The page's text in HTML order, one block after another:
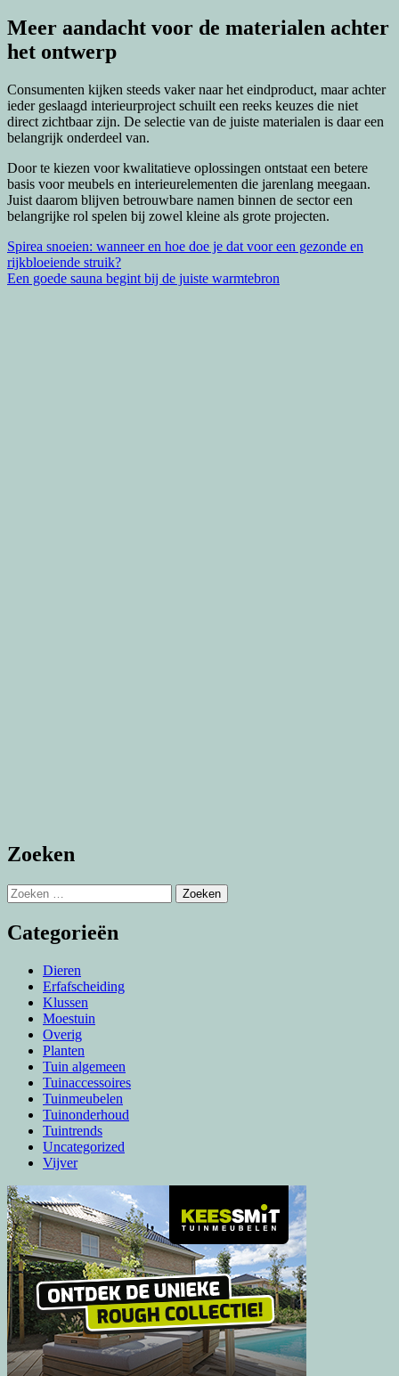
Meer aandacht voor de materialen achter
het ontwerp
Consumenten kijken steeds vaker naar het eindproduct, maar achter
ieder geslaagd interieurproject schuilt een reeks keuzes die niet
direct zichtbaar zijn. De selectie van de juiste materialen is daar een
belangrijk onderdeel van.
Door te kiezen voor kwalitatieve oplossingen ontstaat een betere
basis voor meubels en interieurelementen die jarenlang meegaan.
Juist daarom blijven betrouwbare namen binnen de sector een
belangrijke rol spelen bij zowel kleine als grote projecten.
Bericht
navigatie
Spirea snoeien: wanneer en hoe doe je dat voor een gezonde en
rijkbloeiende struik?
Een goede sauna begint bij de juiste warmtebron
Zoeken
Zoeken
naar:
Categorieën
Dieren
Erfafscheiding
Klussen
Moestuin
Overig
Planten
Tuin algemeen
Tuinaccessoires
Tuinmeubelen
Tuinonderhoud
Tuintrends
Uncategorized
Vijver